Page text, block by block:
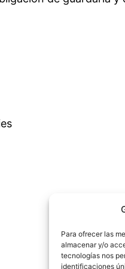
Para ofrecer las
almacenar y/o
tecnologías nos
identificaciones